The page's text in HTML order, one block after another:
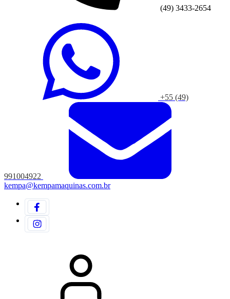
(49) 3433-2654
+55 (49)
991004922
kempa@kempamaquinas.com.br